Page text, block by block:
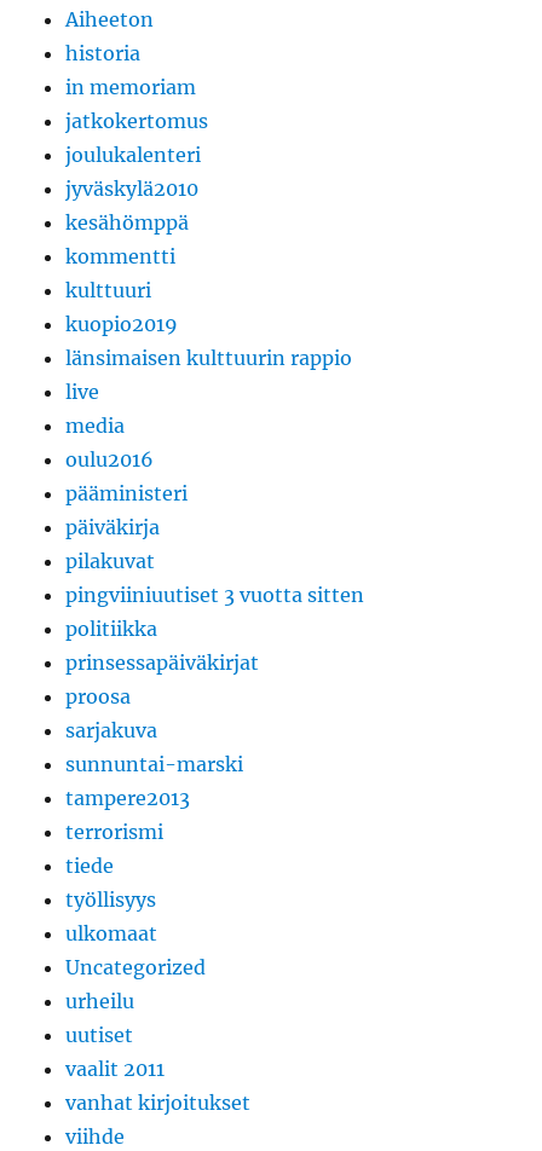
Aiheeton
historia
in memoriam
jatkokertomus
joulukalenteri
jyväskylä2010
kesähömppä
kommentti
kulttuuri
kuopio2019
länsimaisen kulttuurin rappio
live
media
oulu2016
pääministeri
päiväkirja
pilakuvat
pingviiniuutiset 3 vuotta sitten
politiikka
prinsessapäiväkirjat
proosa
sarjakuva
sunnuntai-marski
tampere2013
terrorismi
tiede
työllisyys
ulkomaat
Uncategorized
urheilu
uutiset
vaalit 2011
vanhat kirjoitukset
viihde